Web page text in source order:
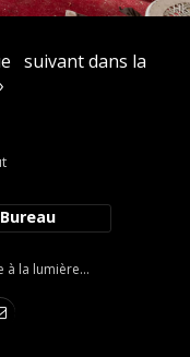
suivant dans la
Bureau
à la lumière...